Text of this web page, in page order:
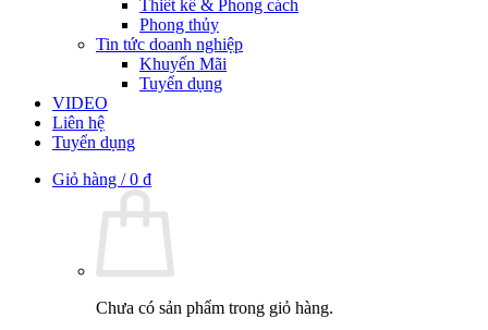
Thiết kế & Phong cách
Phong thủy
Tin tức doanh nghiệp
Khuyến Mãi
Tuyển dụng
VIDEO
Liên hệ
Tuyển dụng
Giỏ hàng /0 ₫
Chưa có sản phẩm trong giỏ hàng.